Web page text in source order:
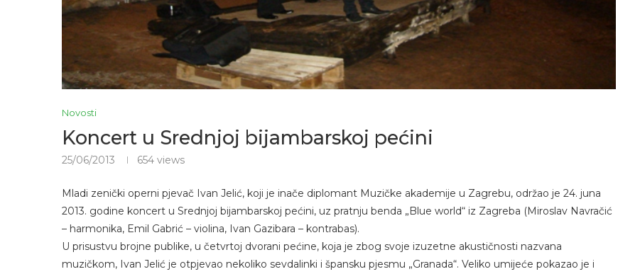
Novosti
Koncert u Srednjoj bijambarskoj pećini
25/06/2013 654 views
Mladi zenički operni pjevač Ivan Jelić, koji je inače diplomant Muzičke akademije u Zagrebu, održao je 24. juna
2013. godine koncert u Srednjoj bijambarskoj pećini, uz pratnju benda „Blue world“ iz Zagreba (Miroslav Navračić
– harmonika, Emil Gabrić – violina, Ivan Gazibara – kontrabas).
U prisustvu brojne publike, u četvrtoj dvorani pećine, koja je zbog svoje izuzetne akustičnosti nazvana
muzičkom, Ivan Jelić je otpjevao nekoliko sevdalinki i špansku pjesmu „Granada“. Veliko umijeće pokazao je i